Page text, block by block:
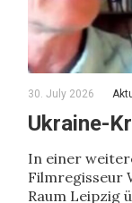
30. July 2026
Ukraine-
In einer
Filmregisseur
Raum Leipzig